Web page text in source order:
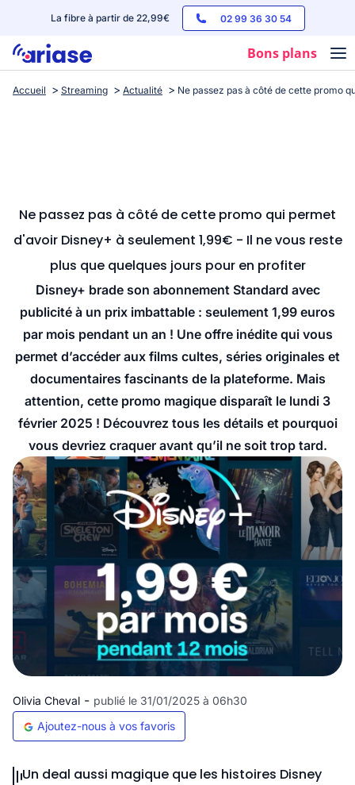
La fibre à partir de 22,99€ 02 99 36 30 54
Bons plans
Box internet
Accueil Streaming Actualité Ne passez pas à côté de cette promo
Ne passez pas à côté de cette promo qui permet
d'avoir Disney+ à seulement 1,99€ - Il ne vous reste
plus que quelques jours pour en profiter
Disney+ brade son abonnement Standard avec
publicité à un prix imbattable : seulement 1,99 euros
par mois pendant un an ! Une offre inédite qui vous
permet d’accéder aux films cultes, séries originales et
documentaires fascinants de la plateforme. Mais
attention, cette promo magique disparaît le lundi 3
février 2025 ! Découvrez tous les détails et pourquoi
vous devriez craquer avant qu’il ne soit trop tard.
Olivia Cheval - publié le 31/01/2025 à 06h30
Ajoutez-nous à vos favoris
Un deal aussi magique que les histoires Disney